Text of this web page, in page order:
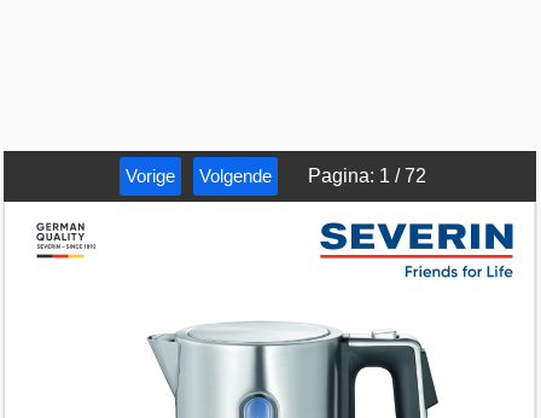
Vorige Volgende Pagina: 1 /72